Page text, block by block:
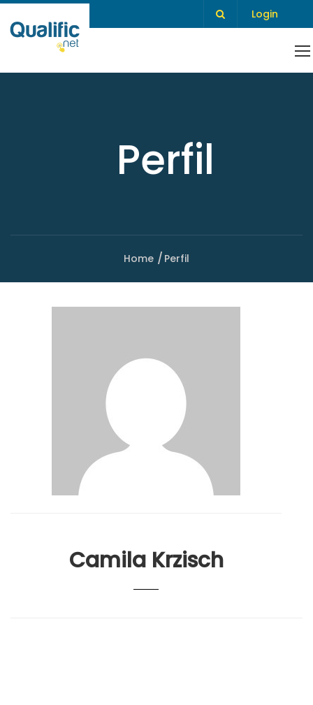
Login
Perfil
Home Perfil
Camila Krzisch